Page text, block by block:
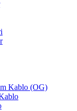
Kablo (OG)